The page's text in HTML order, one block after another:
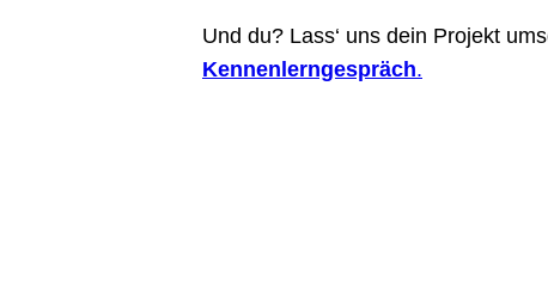
Und du? Lass‘ uns dein Projekt
Kennenlerngespräch.